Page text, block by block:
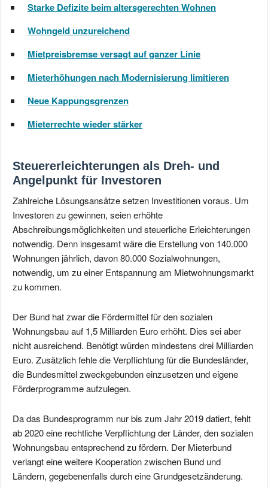
Starke Defizite beim altersgerechten Wohnen
Wohngeld unzureichend
Mietpreisbremse versagt auf ganzer Linie
Mieterhöhungen nach Modernisierung limitieren
Neue Kappungsgrenzen
Mieterrechte wieder stärker
Steuererleichterungen als Dreh- und
Angelpunkt für Investoren
Zahlreiche Lösungsansätze setzen Investitionen voraus. Um
Investoren zu gewinnen, seien erhöhte
Abschreibungsmöglichkeiten und steuerliche Erleichterungen
notwendig. Denn insgesamt wäre die Erstellung von 140.000
Wohnungen jährlich, davon 80.000 Sozialwohnungen,
notwendig, um zu einer Entspannung am Mietwohnungsmarkt
zu kommen.
Der Bund hat zwar die Fördermittel für den sozialen
Wohnungsbau auf 1,5 Milliarden Euro erhöht. Dies sei aber
nicht ausreichend. Benötigt würden mindestens drei Milliarden
Euro. Zusätzlich fehle die Verpflichtung für die Bundesländer,
die Bundesmittel zweckgebunden einzusetzen und eigene
Förderprogramme aufzulegen.
Da das Bundesprogramm nur bis zum Jahr 2019 datiert, fehlt
ab 2020 eine rechtliche Verpflichtung der Länder, den sozialen
Wohnungsbau entsprechend zu fördern. Der Mieterbund
verlangt eine weitere Kooperation zwischen Bund und
Ländern, gegebenenfalls durch eine Grundgesetzänderung.